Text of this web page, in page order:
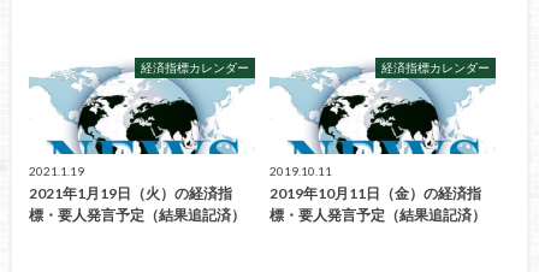
経済指標カレンダー
2021.1.19
2021年1月19日（火）の経済指
標・要人発言予定（結果追記済）
経済指標カレンダー
2019.10.11
2019年10月11日（金）の経済指
標・要人発言予定（結果追記済）